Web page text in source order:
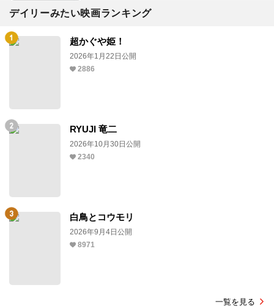
デイリーみたい映画ランキング
超かぐや姫！
2026年1月22日公開
2886
RYUJI 竜二
2026年10月30日公開
2340
白鳥とコウモリ
2026年9月4日公開
8971
一覧を見る